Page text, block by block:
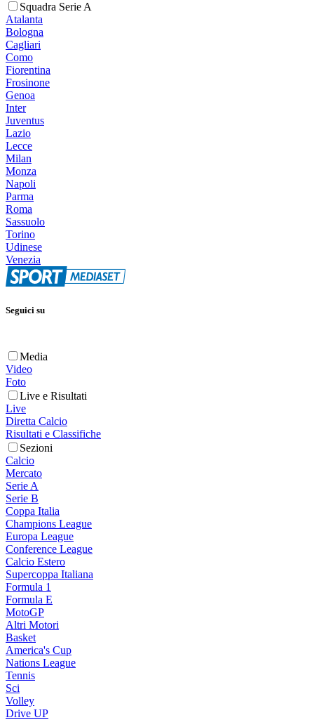
Squadra Serie A
Atalanta
Bologna
Cagliari
Como
Fiorentina
Frosinone
Genoa
Inter
Juventus
Lazio
Lecce
Milan
Monza
Napoli
Parma
Roma
Sassuolo
Torino
Udinese
Venezia
Seguici su
Media
Video
Foto
Live e Risultati
Live
Diretta Calcio
Risultati e Classifiche
Sezioni
Calcio
Mercato
Serie A
Serie B
Coppa Italia
Champions League
Europa League
Conference League
Calcio Estero
Supercoppa Italiana
Formula 1
Formula E
MotoGP
Altri Motori
Basket
America's Cup
Nations League
Tennis
Sci
Volley
Drive UP